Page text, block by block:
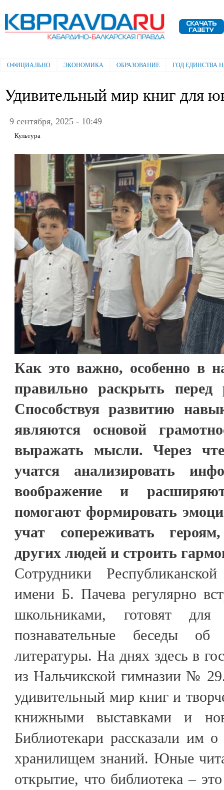
Электронная газета "Кабардино-
Балкарская правда"
Главное меню
ОФИЦИАЛЬНО ЭКОНОМИКА ОБРАЗОВАНИЕ ГОД ЕДИНСТВА
Удивительный мир книг для
9 сентября, 2025 - 10:49
Культура
Как это важно, особенно в
правильно раскрыть
Способствуя развитию
являются основой
выражать мысли. Через
учатся анализировать
воображение и
помогают формировать
учат сопереживать
других людей и строить
Сотрудники
имени Б. Пачева регулярно
школьниками, готовят
познавательные беседы об
литературы. На днях здесь в
из Нальчикской гимназии №
удивительный мир книг и
книжными выставками и
Библиотекари рассказали им
хранилищем знаний. Юные
открытие, что библиотека –